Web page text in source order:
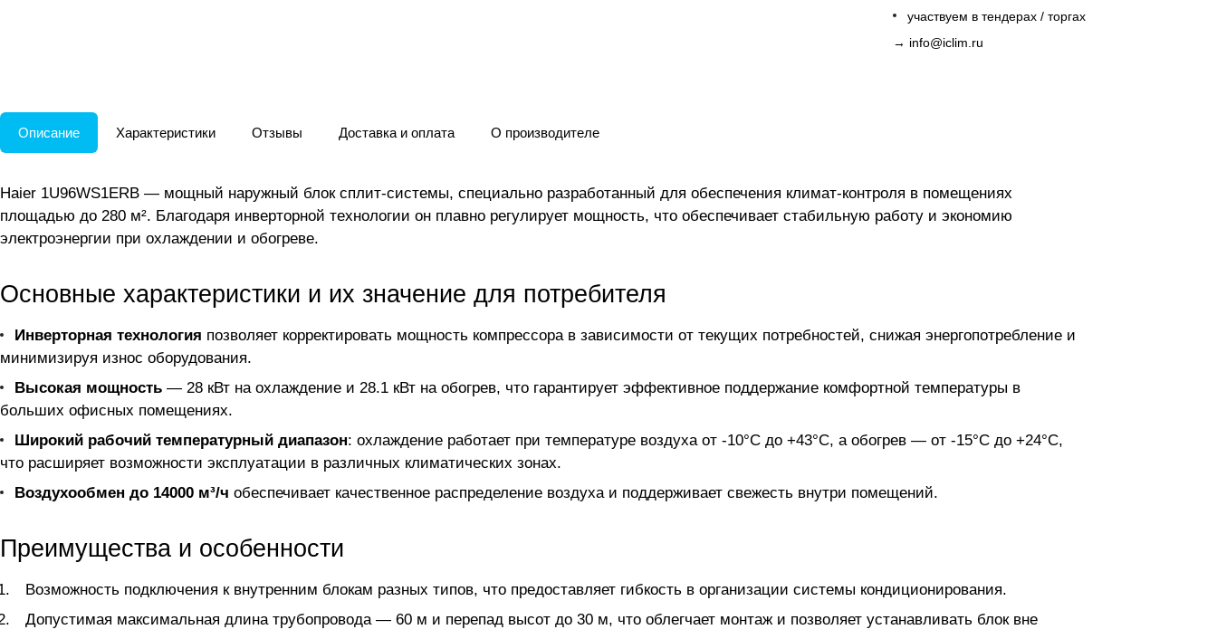
участвуем в тендерах / торгах
→ info@iclim.ru
Описание Характеристики Отзывы Доставка и оплата О производителе
Haier 1U96WS1ERB — мощный наружный блок сплит-системы, специально разработанный для обеспечения климат-контроля в помещениях
площадью до 280 м². Благодаря инверторной технологии он плавно регулирует мощность, что обеспечивает стабильную работу и экономию
электроэнергии при охлаждении и обогреве.
Основные характеристики и их значение для потребителя
Инверторная технология позволяет корректировать мощность компрессора в зависимости от текущих потребностей, снижая энергопотребление и
минимизируя износ оборудования.
Высокая мощность — 28 кВт на охлаждение и 28.1 кВт на обогрев, что гарантирует эффективное поддержание комфортной температуры в
больших офисных помещениях.
Широкий рабочий температурный диапазон: охлаждение работает при температуре воздуха от -10°C до +43°C, а обогрев — от -15°C до +24°C,
что расширяет возможности эксплуатации в различных климатических зонах.
Воздухообмен до 14000 м³/ч обеспечивает качественное распределение воздуха и поддерживает свежесть внутри помещений.
Преимущества и особенности
Возможность подключения к внутренним блокам разных типов, что предоставляет гибкость в организации системы кондиционирования.
Допустимая максимальная длина трубопровода — 60 м и перепад высот до 30 м, что облегчает монтаж и позволяет устанавливать блок вне